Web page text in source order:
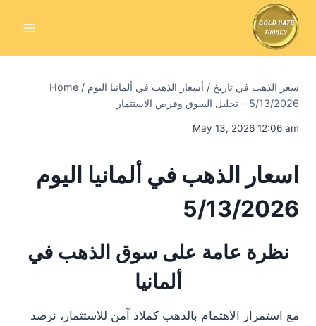
Home / سعر الذهب في تاريخ / أسعار الذهب في ألمانيا اليوم
5/13/2026 – تحليل السوق وفرص الاستثمار
May 13, 2026 12:06 am
اسعار الذهب في ألمانيا اليوم
5/13/2026
نظرة عامة على سوق الذهب في
ألمانيا
مع استمرار الاهتمام بالذهب كملاذ آمن للاستثمار، نرصد